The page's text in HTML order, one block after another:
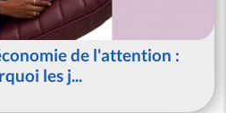
de l'attention :
les j...